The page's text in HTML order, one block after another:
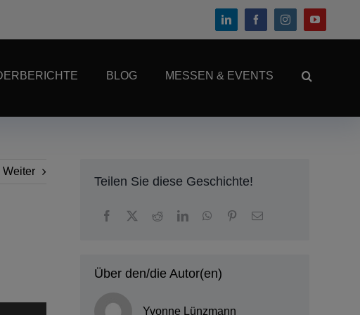
BLOG MESSEN & EVENTS
Weiter
Teilen Sie diese Geschichte!
Über den/die Autor(en)
Yvonne Lünzmann